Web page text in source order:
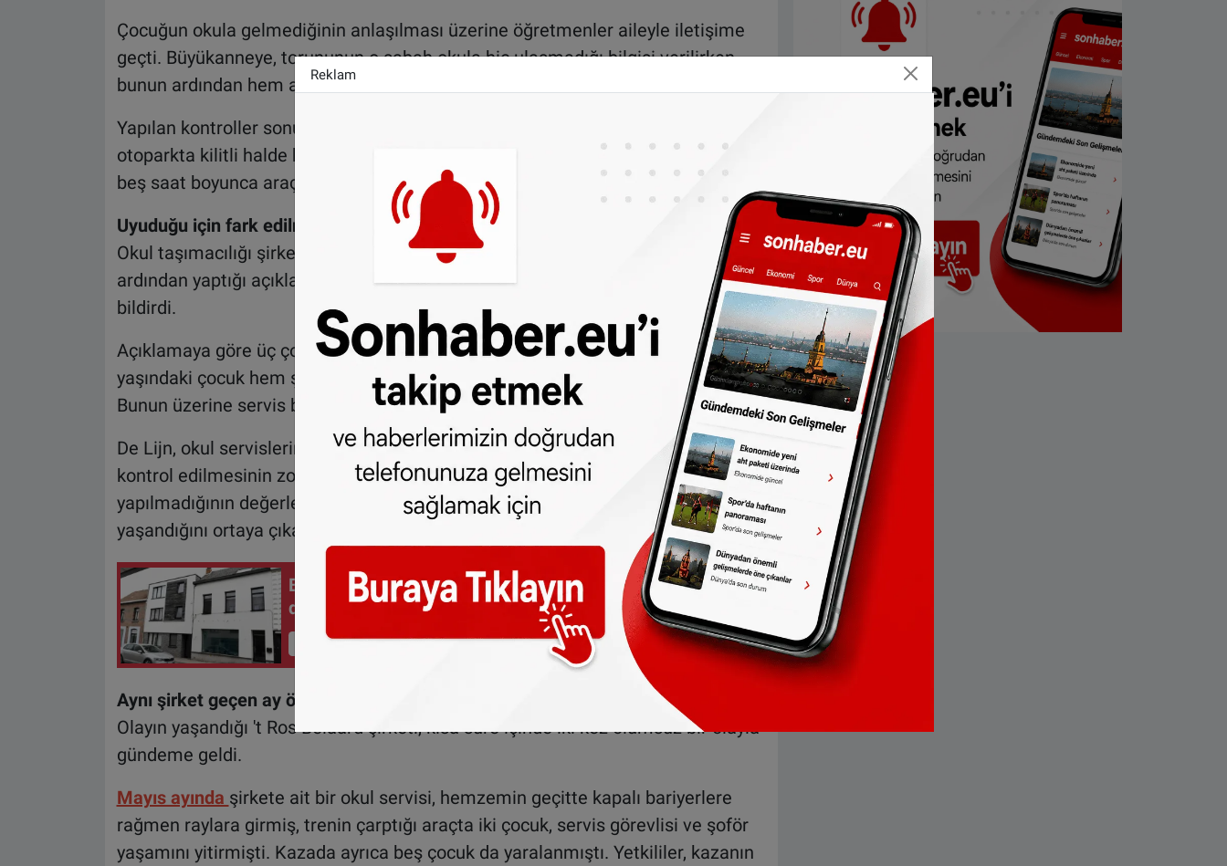
Çocuğun okula gelmediğinin anlaşılması üzerine öğretmenler aileyle iletişime
geçti. Büyükanneye, torununun o sabah okula hiç ulaşmadığı bilgisi verilirken,
bunun ardından hem aile hem de yetkililer çocuğu aramaya başladı.
Yapılan kontroller sonucunda 12 yaşındaki çocuk ancak saat
otoparkta kilitli halde bulunan okul servisinin içinde bulundu. Böylece yaklaşık
beş saat boyunca araçta mahsur kaldığı ortaya çıktı.
Uyuduğu için fark edilmedi
Okul taşımacılığı şirketinin bağlı olduğu toplu taşıma kurumu
, olayın
ardından yaptığı açıklamada servis aracında toplam dört çocuğun bulunduğunu
bildirdi.
Açıklamaya göre üç çocuk araçtan indikten sonra arka bölümde yerde uyuyan 12
yaşındaki çocuk hem şoför hem de rehber görevli tarafından fark edilmedi.
Bunun üzerine servis boş sanılarak otoparka çekildi ve kapıları kilitlendi.
De Lijn, okul servislerinde her seferin ardından aracın tamamen boş olduğunun
kontrol edilmesinin zorunlu olduğunu, ancak bu olayda gerekli kontrolün
yapılmadığının değerlendirildiğini belirtti. Taşımacılık şirketi ise ihmalin nasıl
yaşandığını ortaya çıkarmak için iç soruşturma başlattığını duyurdu.
Belçika'da 7 yaşındaki Hamza'nın ölümünde anne ve dayı
dahil üç kişi tutuklandı
İçeriği Görüntüle
Aynı şirket geçen ay ölümcül kazayla gündeme gelmişti
Olayın yaşandığı 't Ros Beiaard şirketi, kısa süre içinde iki kez olumsuz bir olayla
gündeme geldi.
Mayıs ayında şirkete ait bir okul servisi, hemzemin geçitte kapalı bariyerlere
rağmen raylara girmiş, trenin çarptığı araçta iki çocuk, servis görevlisi ve şoför
yaşamını yitirmişti. Kazada ayrıca beş çocuk da yaralanmıştı. Yetkililer, kazanın
Reklam